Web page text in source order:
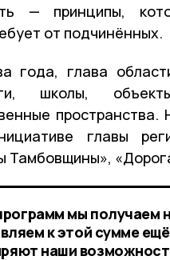
— принципы,
от подчинённых.
года, глава
школы, объекты
пространства.
главы
Тамбовщины»,
мы получаем
к этой сумме
наши